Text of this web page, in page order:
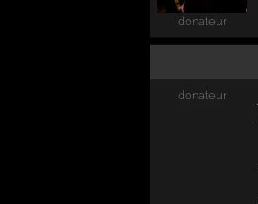
donateur
donateur